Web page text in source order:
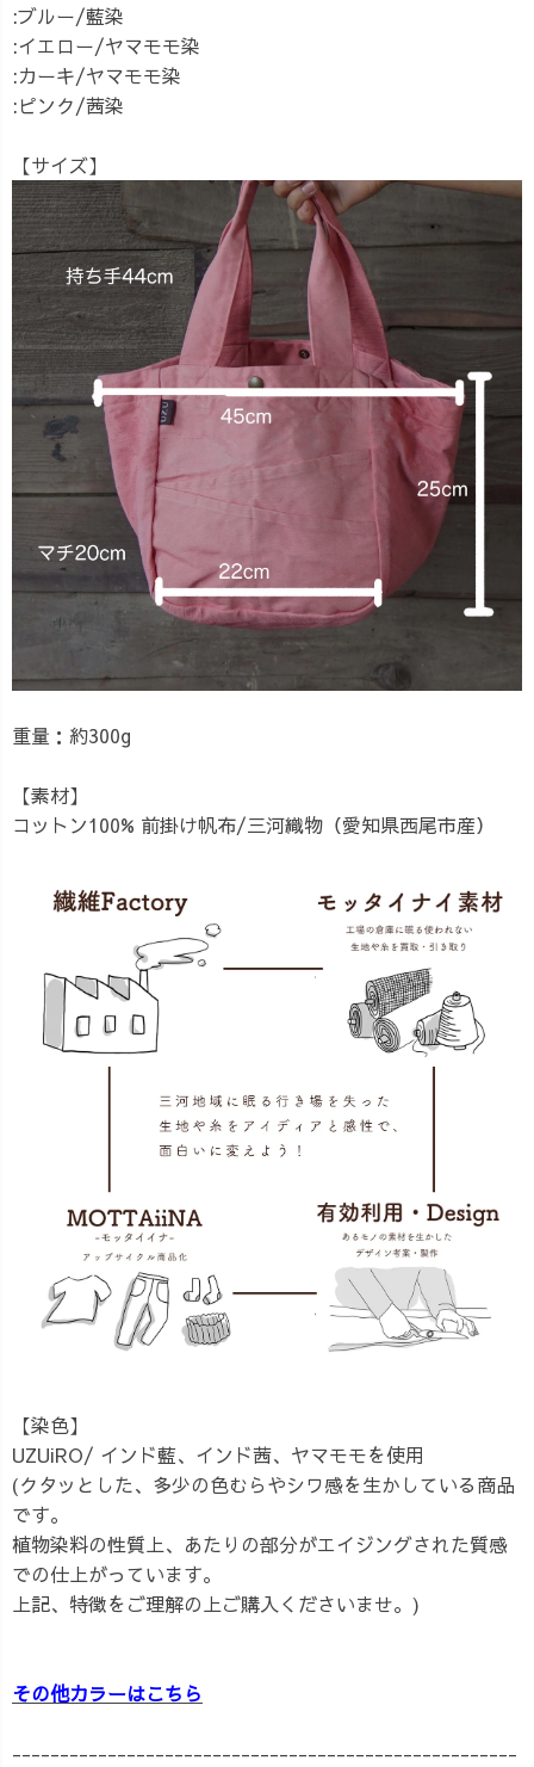
:ブルー/藍染
:イエロー/ヤマモモ染
:カーキ/ヤマモモ染
:ピンク/茜染
【サイズ】
重量：約300g
【素材】
コットン100% 前掛け帆布/三河織物（愛知県西尾市産）
【染色】
UZUiRO/ インド藍、インド茜、ヤマモモを使用
(クタッとした、多少の色むらやシワ感を生かしている商品
です。
植物染料の性質上、あたりの部分がエイジングされた質感
での仕上がっています。
上記、特徴をご理解の上ご購入くださいませ。)
その他カラーはこちら
-----------------------------------------------------